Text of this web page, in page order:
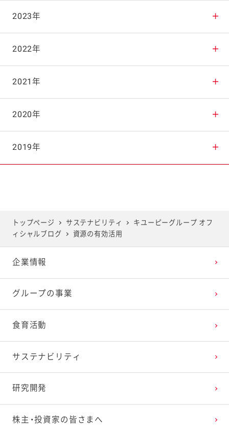
2025年11月
2025年10月
2025年9月
2025年8月
2025年7月
2025年4月
2025年3月
2025年2月
2025年1月
2024年12月
2024年11月
2024年10月
2024年9月
2024年8月
2024年5月
2024年4月
2024年3月
2024年2月
2023年
2023年12月
2023年11月
2023年10月
2023年9月
2023年6月
2023年5月
2023年4月
2023年3月
2022年
2022年12月
2022年11月
2022年10月
2022年7月
2022年6月
2022年5月
2022年4月
2021年
2021年12月
2021年11月
2021年8月
2021年7月
2021年6月
2021年5月
2020年
2020年12月
2020年9月
2020年8月
2020年7月
2020年6月
2019年
2019年10月
2019年9月
2019年8月
2019年7月
トップページ サステナビリティ
キユーピーグループ オフ
ィシャルブログ
資源の有効活用
企業情報
グループの事業
食育活動
サステナビリティ
研究開発
株主・投資家の皆さまへ